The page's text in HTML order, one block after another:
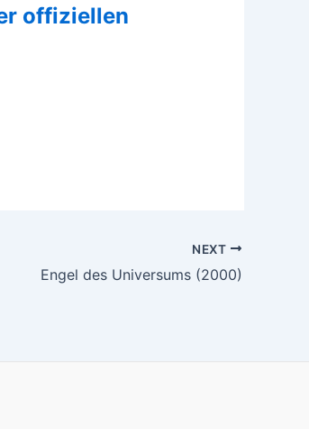
offiziellen
NEXT
Engel des Universums (2000)